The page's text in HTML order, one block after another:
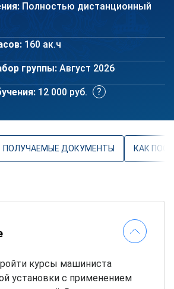
Полностью дистанционный
160 ак.ч
группы: Август 2026
12 000 руб.
ПОЛУЧАЕМЫЕ ДОКУМЕНТЫ КАК
курсы машиниста
установки с применением